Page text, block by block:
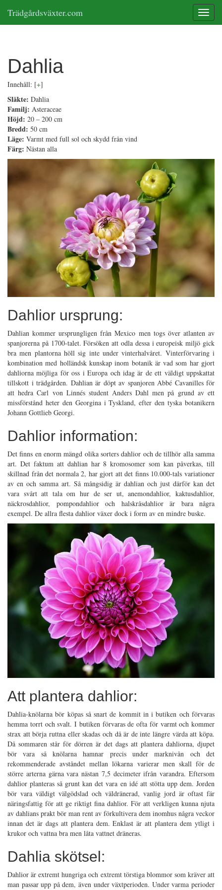
Trädgårdsväxter.com
Dahlia
Innehåll: [+]
Släkte: Dahlia
Familj: Asteraceae
Höjd: 20 – 200 cm
Bredd: 50 cm
Läge: Varmt med full sol och skydd från vind
Färg: Nästan alla
Dahlior ursprung:
Dahlian kommer ursprungligen från Mexico men togs över atlanten av
spanjorerna på 1700-talet. Försöken att odla dessa i europeisk miljö gick
bra men plantorna höll sig inte under vinterhalvåret. Vinterförvaring i
kombination med holländsk kunskap inom botanik är vad som har gjort
dahliorna möjliga för oss i Europa och idag är de ett väldigt uppskattat
tillskott i trädgården. Dahlian är döpt av spanjoren Abbé Cavanilles för
att hedra Carl von Linnés student Anders Dahl men på grund av ett
missförstånd heter den Georgina i Tyskland, efter den tyska botanikern
Johann Gottlieb Georgi.
Dahlior information:
Det finns en enorm mängd olika sorters dahlior och de tillhör alla samma
art. Det faktum att dahlian har 8 kromosomer som kan påverkas, till
skillnad från det normala 2, har gjort att det finns 10.000-tals variationer
av en och samma art. Så mångsidig är dahlian och just därför kan det
vara svårt att tala om hur de ser ut, anemondahlior, kaktusdahlior,
näckrosdahlior, pompondahlior och halskråsdahlior är bara några
exempel. De allra flesta dahlior växer dock i form av en mindre buske.
Att plantera dahlior:
Dahlia-knölarna bör köpas så snart de kommit in i butiken och förvaras
hemma torrt och svalt. I butiken förvaras de ofta för varmt och kommer
strax att börja ruttna eller skadas och då är de inte längre värda att köpa.
Då sommaren står för dörren är det dags att plantera dahliorna, djupet
bör vara så knölarna hamnar precis under marknivån och det
rekommenderade avståndet mellan lökarna varierar men skall för de
större arterna gärna vara nästan 7,5 decimeter ifrån varandra. Eftersom
dahlior planteras så grunt kan det vara en idé att stötta upp dem. Jorden
bör vara väldigt välgödslad och väldränerad, vanlig jord är oftast fär
näringsfattig för att ge riktigt fina dahlior. För att verkligen kunna njuta
av dahlians prakt bör man rent av förkultivera dem inomhus några veckor
innan det är dags att plantera dem. Enklast är att plantera dem ytligt i
krukor och vattna bra men låta vattnet dräneras.
Dahlia skötsel:
Dahlior är extremt hungriga och extremt törstiga blommor som kräver att
man passar upp på dem, även under växtperioden. Under varma perioder